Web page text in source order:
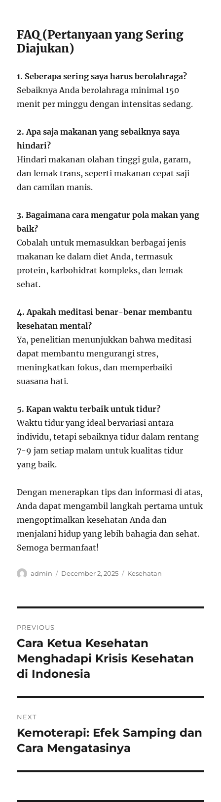
FAQ (Pertanyaan yang Sering
Diajukan)
1. Seberapa sering saya harus berolahraga?
Sebaiknya Anda berolahraga minimal 150
menit per minggu dengan intensitas sedang.
2. Apa saja makanan yang sebaiknya saya
hindari?
Hindari makanan olahan tinggi gula, garam,
dan lemak trans, seperti makanan cepat saji
dan camilan manis.
3. Bagaimana cara mengatur pola makan yang
baik?
Cobalah untuk memasukkan berbagai jenis
makanan ke dalam diet Anda, termasuk
protein, karbohidrat kompleks, dan lemak
sehat.
4. Apakah meditasi benar-benar membantu
kesehatan mental?
Ya, penelitian menunjukkan bahwa meditasi
dapat membantu mengurangi stres,
meningkatkan fokus, dan memperbaiki
suasana hati.
5. Kapan waktu terbaik untuk tidur?
Waktu tidur yang ideal bervariasi antara
individu, tetapi sebaiknya tidur dalam rentang
7-9 jam setiap malam untuk kualitas tidur
yang baik.
Dengan menerapkan tips dan informasi di atas,
Anda dapat mengambil langkah pertama untuk
mengoptimalkan kesehatan Anda dan
menjalani hidup yang lebih bahagia dan sehat.
Semoga bermanfaat!
Author
admin
Posted
December 2, 2025 Categories
Kesehatan
navigation
PREVIOUS
Previous
post:
Cara Ketua Kesehatan
Menghadapi Krisis Kesehatan
di Indonesia
NEXT
Next
post:
Kemoterapi: Efek Samping dan
Cara Mengatasinya